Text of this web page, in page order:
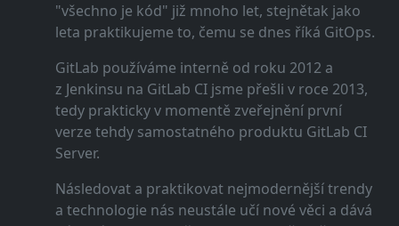
"všechno je kód" již mnoho let, stejnětak jako
leta praktikujeme to, čemu se dnes říká GitOps.
GitLab používáme interně od roku 2012 a
z Jenkinsu na GitLab CI jsme přešli v roce 2013,
tedy prakticky v momentě zveřejnění první
verze tehdy samostatného produktu GitLab CI
Server.
Následovat a praktikovat nejmodernější trendy
a technologie nás neustále učí nové věci a dává